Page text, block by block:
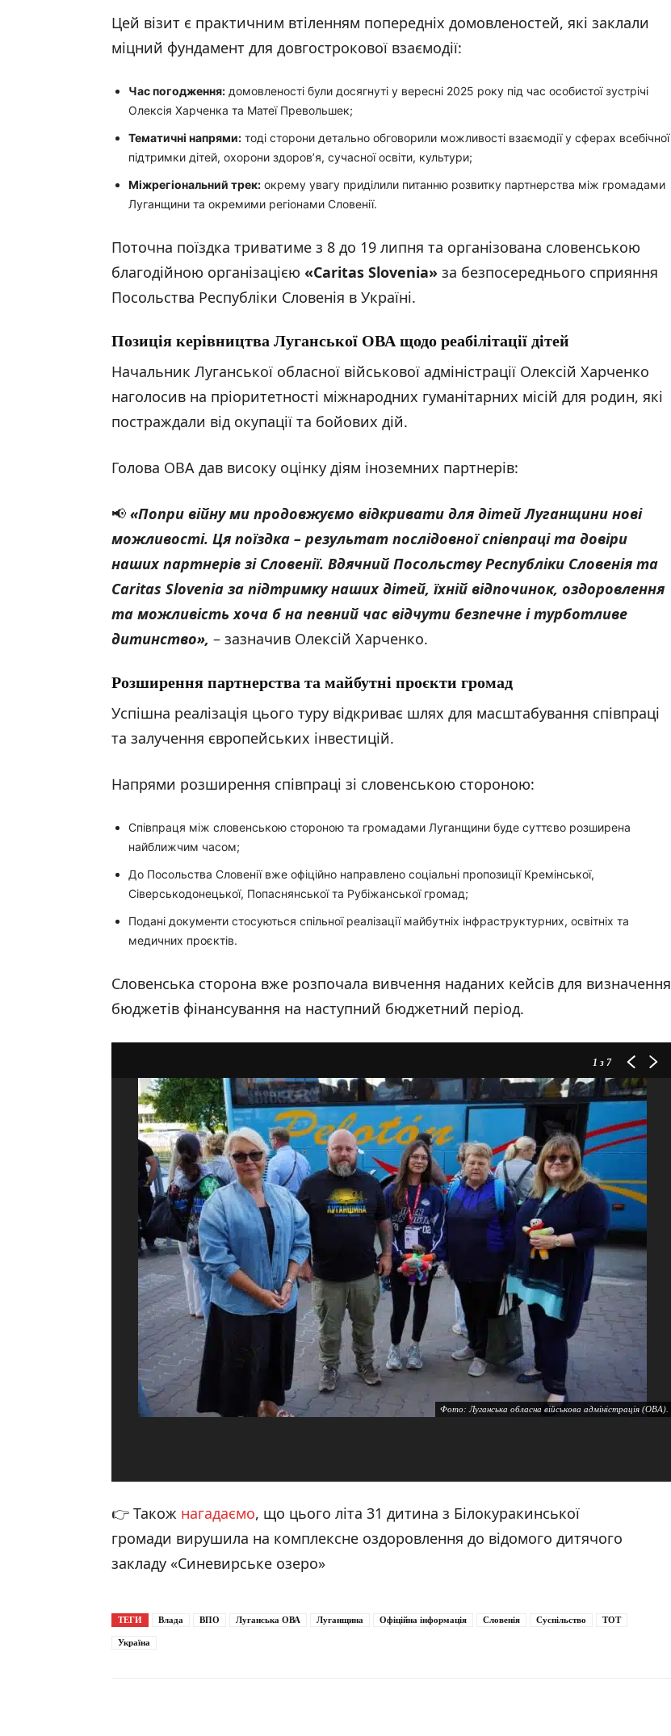
Цей візит є практичним втіленням попередніх домовленостей, які заклали
міцний фундамент для довгострокової взаємодії:
Час погодження: домовленості були досягнуті у вересні 2025 року під час особистої зустрічі
Олексія Харченка та Матеї Превольшек;
Тематичні напрями: тоді сторони детально обговорили можливості взаємодії у сферах всебічної
підтримки дітей, охорони здоров’я, сучасної освіти, культури;
Міжрегіональний трек: окрему увагу приділили питанню розвитку партнерства між громадами
Луганщини та окремими регіонами Словенії.
Поточна поїздка триватиме з 8 до 19 липня та організована словенською
благодійною організацією «Caritas Slovenia» за безпосереднього сприяння
Посольства Республіки Словенія в Україні.
Позиція керівництва Луганської ОВА щодо реабілітації дітей
Начальник Луганської обласної військової адміністрації Олексій Харченко
наголосив на пріоритетності міжнародних гуманітарних місій для родин, які
постраждали від окупації та бойових дій.
Голова ОВА дав високу оцінку діям іноземних партнерів:
📢 «Попри війну ми продовжуємо відкривати для дітей Луганщини нові
можливості. Ця поїздка – результат послідовної співпраці та довіри
наших партнерів зі Словенії. Вдячний Посольству Республіки Словенія та
Caritas Slovenia за підтримку наших дітей, їхній відпочинок, оздоровлення
та можливість хоча б на певний час відчути безпечне і турботливе
дитинство», – зазначив Олексій Харченко.
Розширення партнерства та майбутні проєкти громад
Успішна реалізація цього туру відкриває шлях для масштабування співпраці
та залучення європейських інвестицій.
Напрями розширення співпраці зі словенською стороною:
Співпраця між словенською стороною та громадами Луганщини буде суттєво розширена
найближчим часом;
До Посольства Словенії вже офіційно направлено соціальні пропозиції Кремінської,
Сіверськодонецької, Попаснянської та Рубіжанської громад;
Подані документи стосуються спільної реалізації майбутніх інфраструктурних, освітніх та
медичних проєктів.
Словенська сторона вже розпочала вивчення наданих кейсів для визначення
бюджетів фінансування на наступний бюджетний період.
1 з 7
Фото: Луганська обласна військова адміністрація (ОВА).
👉 Також нагадаємо, що цього літа 31 дитина з Білокуракинської
громади вирушила на комплексне оздоровлення до відомого дитячого
закладу «Синевирське озеро»
ТЕГИ Влада ВПО Луганська ОВА Луганщина Офіційна інформація Словенія Суспільство ТОТ
Україна